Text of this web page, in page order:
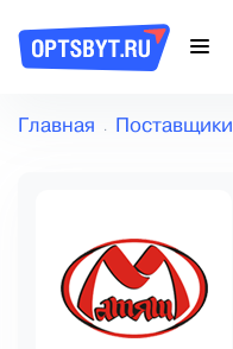
Главная Поставщики